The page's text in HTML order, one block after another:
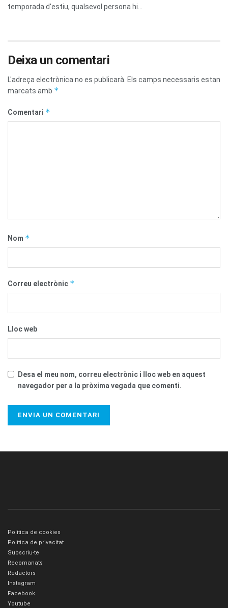
temporada d'estiu, qualsevol persona hi...
Deixa un comentari
L'adreça electrònica no es publicarà. Els camps necessaris estan
marcats amb *
Comentari *
Nom *
Correu electrònic *
Lloc web
Desa el meu nom, correu electrònic i lloc web en aquest
navegador per a la pròxima vegada que comenti.
Política de cookies
Política de privacitat
Subscriu-te
Recomanats
Redactors
Instagram
Facebook
Youtube